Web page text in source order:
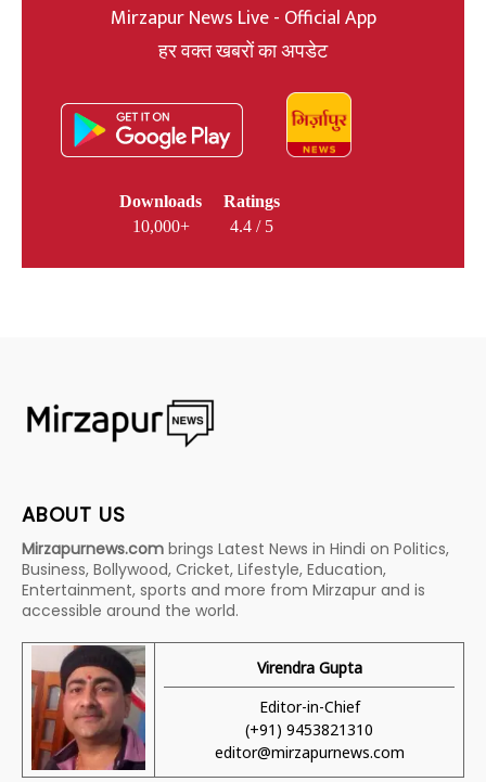
Mirzapur News Live - Official App
हर वक्त खबरों का अपडेट
Downloads
10,000+
Ratings
4.4 / 5
ABOUT US
Mirzapurnews.com brings Latest News in Hindi on Politics,
Business, Bollywood, Cricket, Lifestyle, Education,
Entertainment, sports and more from Mirzapur and is
accessible around the world.
Virendra Gupta
Editor-in-Chief
(+91) 9453821310
editor@mirzapurnews.com